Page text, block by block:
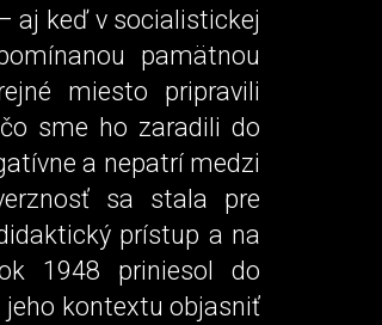
aj keď v socialistickej
pamätnou
miesto pripravili
sme ho zaradili do
a nepatrí medzi
sa stala pre
prístup a na
1948 priniesol do
jeho kontextu objasniť